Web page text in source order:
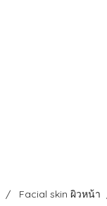
Facial skin ผิวหน้า